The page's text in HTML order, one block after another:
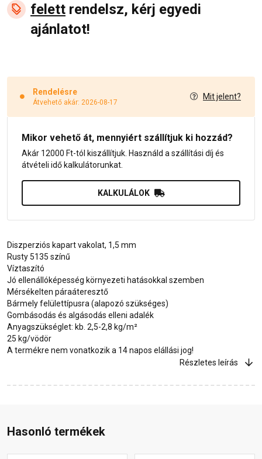
felett rendelsz, kérj egyedi
ajánlatot!
Rendelésre
Átvehető akár: 2026-08-17
Mit jelent?
Mikor vehető át, mennyiért szállítjuk ki hozzád?
Akár 12000 Ft-tól kiszállítjuk. Használd a szállítási díj és
átvételi idő kalkulátorunkat.
KALKULÁLOK
Diszperziós kapart vakolat, 1,5 mm
Rusty 5135 színű
Víztaszító
Jó ellenállóképesség környezeti hatásokkal szemben
Mérsékelten páraáteresztő
Bármely felülettípusra (alapozó szükséges)
Gombásodás és algásodás elleni adalék
Anyagszükséglet: kb. 2,5-2,8 kg/m²
25 kg/vödör
A termékre nem vonatkozik a 14 napos elállási jog!
Részletes leírás
Hasonló termékek